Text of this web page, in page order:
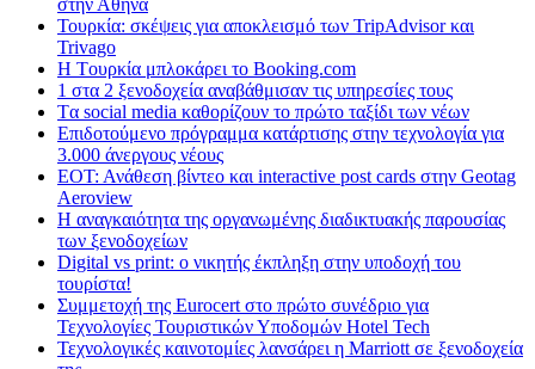
στην Αθήνα
Τουρκία: σκέψεις για αποκλεισμό των TripAdvisor και
Trivago
H Tουρκία μπλοκάρει το Booking.com
1 στα 2 ξενοδοχεία αναβάθμισαν τις υπηρεσίες τους
Tα social media καθορίζουν το πρώτο ταξίδι των νέων
Επιδοτούμενο πρόγραμμα κατάρτισης στην τεχνολογία για
3.000 άνεργους νέους
ΕΟΤ: Ανάθεση βίντεο και interactive post cards στην Geotag
Aeroview
Η αναγκαιότητα της οργανωμένης διαδικτυακής παρουσίας
των ξενοδοχείων
Digital vs print: ο νικητής έκπληξη στην υποδοχή του
τουρίστα!
Συμμετοχή της Eurocert στο πρώτο συνέδριο για
Τεχνολογίες Τουριστικών Υποδομών Hotel Tech
Τεχνολογικές καινοτομίες λανσάρει η Marriott σε ξενοδοχεία